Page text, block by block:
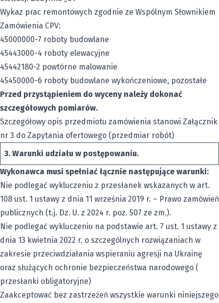
Wykaz prac remontowych zgodnie ze Wspólnym Słownikiem
Zamówienia CPV:
45000000-7 roboty budowlane
45443000-4 roboty elewacyjne
45442180-2 powtórne malowanie
45450000-6 roboty budowlane wykończeniowe, pozostałe
Przed przystąpieniem do wyceny należy dokonać
szczegółowych pomiarów.
Szczegółowy opis przedmiotu zamówienia stanowi Załącznik
nr 3 do Zapytania ofertowego (przedmiar robót)
3. Warunki udziału w postępowaniu.
Wykonawca musi spełniać łącznie następujące warunki:
Nie podlegać wykluczeniu z przesłanek wskazanych w art.
108 ust. 1 ustawy z dnia 11 września 2019 r. – Prawo zamówień
publicznych (t.j. Dz. U. z 2024 r. poz. 507 ze zm.).
Nie podlegać wykluczeniu na podstawie art. 7 ust. 1 ustawy z
dnia 13 kwietnia 2022 r. o szczególnych rozwiązaniach w
zakresie przeciwdziałania wspieraniu agresji na Ukrainę
oraz służących ochronie bezpieczeństwa narodowego (
przesłanki obligatoryjne)
Zaakceptować bez zastrzeżeń wszystkie warunki niniejszego